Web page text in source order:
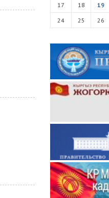
17
18 19
24
25 26